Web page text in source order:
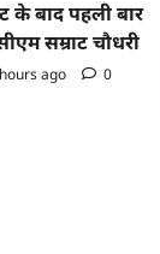
के बाद पहली बार
सम्राट चौधरी
ago 0